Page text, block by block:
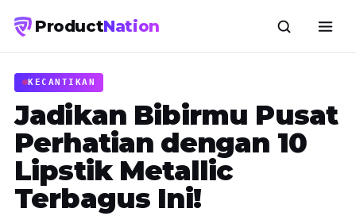
ProductNation
KECANTIKAN
Jadikan Bibirmu Pusat
Perhatian dengan 10
Lipstik Metallic
Terbagus Ini!